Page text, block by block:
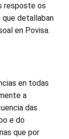
resposte os
que detallaban
en Povisa.
en todas
a
das
e do
que por